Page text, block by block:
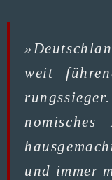
weit
und immer